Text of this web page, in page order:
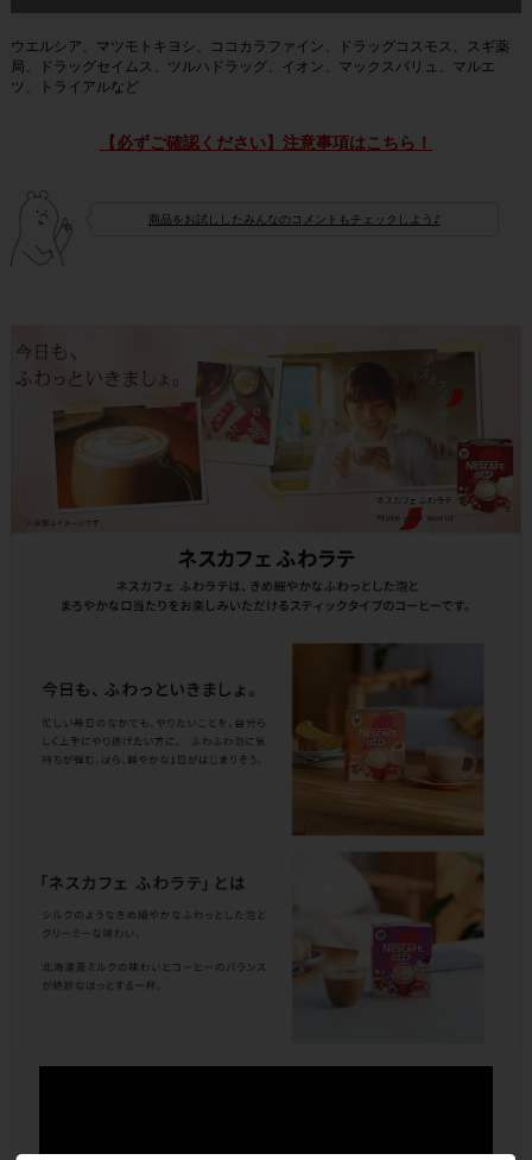
ウエルシア、マツモトキヨシ、ココカラファイン、ドラッグコスモス、スギ薬
局、ドラッグセイムス、ツルハドラッグ、イオン、マックスバリュ、マルエ
ツ、トライアルなど
【必ずご確認ください】注意事項はこちら！
商品をお試ししたみんなのコメントもチェックしよう♪